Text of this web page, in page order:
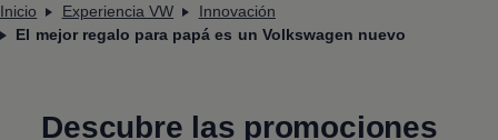
Inicio Experiencia VW
Innovación
El mejor regalo para papá es un Volkswagen nuevo
Descubre las promociones